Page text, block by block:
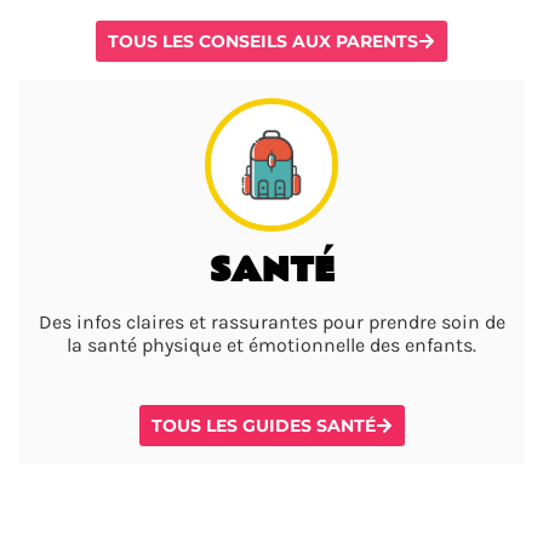
TOUS LES CONSEILS AUX PARENTS
SANTÉ
Des infos claires et rassurantes pour prendre soin de
la santé physique et émotionnelle des enfants.
TOUS LES GUIDES SANTÉ